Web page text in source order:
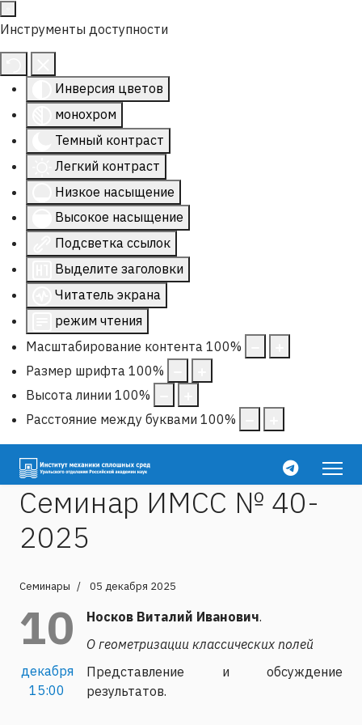
Инструменты доступности
Инверсия цветов
монохром
Темный контраст
Легкий контраст
Низкое насыщение
Высокое насыщение
Подсветка ссылок
Выделите заголовки
Читатель экрана
режим чтения
Масштабирование контента 100%
Размер шрифта 100%
Высота линии 100%
Расстояние между буквами 100%
Семинар ИМСС № 40-
2025
Семинары 05 декабря 2025
10
декабря
15:00
Носков Виталий Иванович.
О геометризации классических полей
Представление и обсуждение
результатов.